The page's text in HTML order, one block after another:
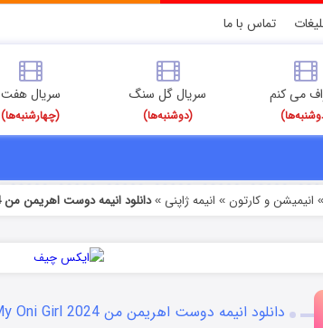
تماس با ما
می کنم سریال گل سنگ
(دوشنبه‌ها)
سریال هفت
(چهارشنبه‌ها)
انیمیشن و کارتون » انیمه ژاپنی »دانلود انیمه دوست اهریمن من My Oni Girl 2024
دانلود انیمه دوست اهریمن من My Oni Girl 2024